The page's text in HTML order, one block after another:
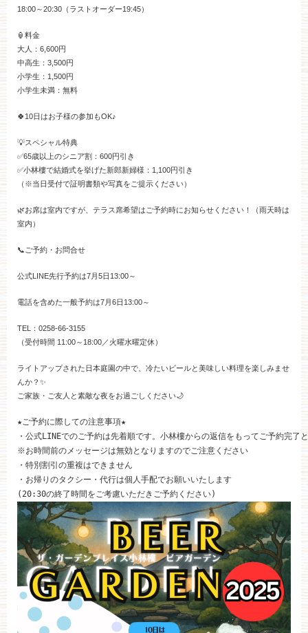
ブライダルフェア
小林楼の結婚式
お客様とのご縁
18:00～20:30（ラストオーダー19:45）
🏮料金
大人：6,600円
中高生：3,500円
小学生：1,500円
小学生未満：無料
🍀10日はお子様の参加もOK♪
💡スペシャル特典
✅65歳以上のシニア割：600円引き
✅小林樓で結婚式を挙げた新郎新婦様：1,100円引き
（※当日受付で証明書類や写真をご提示ください）
🌿お席は室内ですが、テラス席希望はご予約時にお知らせください！（雨天時は
室内）
📞ご予約・お問合せ
公式LINE先行予約は7月5日13:00～
電話を含めた一般予約は7月6日13:00～
TEL：0258-66-3155
（受付時間 11:00～18:00／火曜水曜定休）
ライトアップされた日本庭園の中で、冷たいビールと美味しい料理を楽しみませ
んか？✨
ご家族・ご友人と素敵な夜をお過ごしください🌙
★ご予約に際しての注意事項★
・公式LINEでのご予約は先着順です。小林樓からの返信をもってご予約完了
※お時間前のメッセージは無効となりますのでご注意ください
・特別割引の重複はできません
・お帰りのタクシー・代行は個人手配でお願いいたします
(20:30の終了時間をご考慮いただきご予約ください)